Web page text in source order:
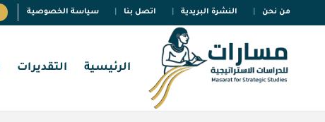
من نحن النشرة البريدية اتصل بنا سياسة الخصوصية
الرئيسية التقديرات